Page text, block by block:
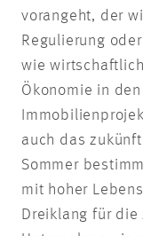
vorangeht, der
Regulierung
wie
Ökonomie in
auch das
Sommer
mit hoher
Dreiklang für